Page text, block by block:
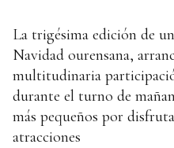
La trigésima edición de
Navidad ourensana,
multitudinaria
durante el turno de
más pequeños por
atracciones